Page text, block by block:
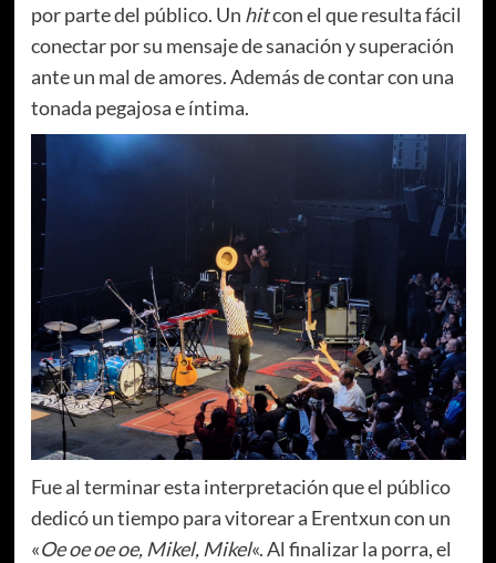
por parte del público. Un hitcon el que resulta fácil
conectar por su mensaje de sanación y superación
ante un mal de amores. Además de contar con una
tonada pegajosa e íntima.
Fue al terminar esta interpretación que el público
dedicó un tiempo para vitorear a Erentxun con un
«Oe oe oe oe, Mikel, Mikel«. Al finalizar la porra, el